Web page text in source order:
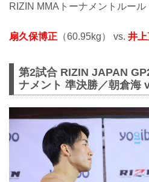
RIZIN MMAトーナメントルール
扇久保博正 （60.95kg） vs. 井
第2試合 RIZIN JAPAN
ナメント 準決勝／朝倉海